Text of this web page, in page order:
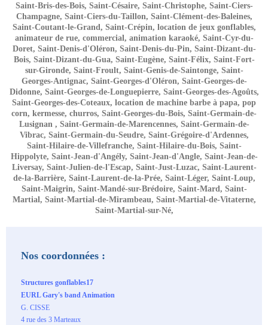
Saint-Bris-des-Bois, Saint-Césaire, Saint-Christophe, Saint-Ciers-
Champagne, Saint-Ciers-du-Taillon, Saint-Clément-des-Baleines,
Saint-Coutant-le-Grand, Saint-Crépin, location de jeux gonflables,
animateur de rue, commercial, animation karaoké, Saint-Cyr-du-
Doret, Saint-Denis-d'Oléron, Saint-Denis-du-Pin, Saint-Dizant-du-
Bois, Saint-Dizant-du-Gua, Saint-Eugène, Saint-Félix, Saint-Fort-
sur-Gironde, Saint-Froult, Saint-Genis-de-Saintonge, Saint-
Georges-Antignac, Saint-Georges-d'Oléron, Saint-Georges-de-
Didonne, Saint-Georges-de-Longuepierre, Saint-Georges-des-Agoûts,
Saint-Georges-des-Coteaux, location de machine barbe à papa, pop
corn, kermesse, churros, Saint-Georges-du-Bois, Saint-Germain-de-
Lusignan , Saint-Germain-de-Marencennes, Saint-Germain-de-
Vibrac, Saint-Germain-du-Seudre, Saint-Grégoire-d'Ardennes,
Saint-Hilaire-de-Villefranche, Saint-Hilaire-du-Bois, Saint-
Hippolyte, Saint-Jean-d'Angély, Saint-Jean-d'Angle, Saint-Jean-de-
Liversay, Saint-Julien-de-l'Escap, Saint-Just-Luzac, Saint-Laurent-
de-la-Barrière, Saint-Laurent-de-la-Prée, Saint-Léger, Saint-Loup,
Saint-Maigrin, Saint-Mandé-sur-Brédoire, Saint-Mard, Saint-
Martial, Saint-Martial-de-Mirambeau, Saint-Martial-de-Vitaterne,
Saint-Martial-sur-Né,
Nos coordonnées :
Structures gonflables17
EURL Gary's band Animation
G. CISSE
4 rue des 3 Marteaux